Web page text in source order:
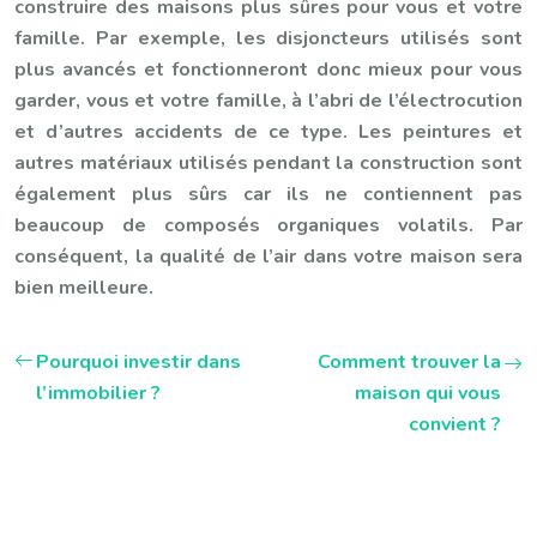
construire des maisons plus sûres pour vous et votre
famille. Par exemple, les disjoncteurs utilisés sont
plus avancés et fonctionneront donc mieux pour vous
garder, vous et votre famille, à l’abri de l’électrocution
et d’autres accidents de ce type. Les peintures et
autres matériaux utilisés pendant la construction sont
également plus sûrs car ils ne contiennent pas
beaucoup de composés organiques volatils. Par
conséquent, la qualité de l’air dans votre maison sera
bien meilleure.
Pourquoi investir dans
l’immobilier ?
Comment trouver la
maison qui vous
convient ?